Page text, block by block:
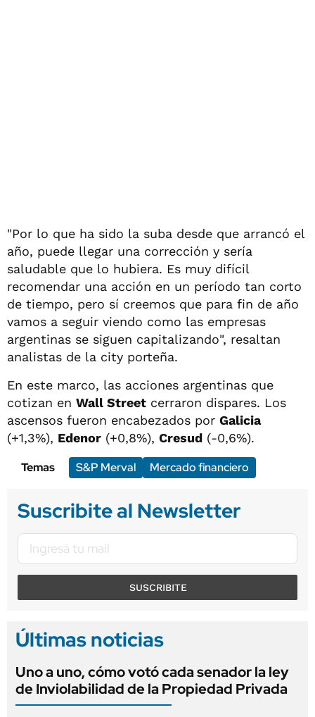
"Por lo que ha sido la suba desde que arrancó el
año, puede llegar una corrección y sería
saludable que lo hubiera. Es muy difícil
recomendar una acción en un período tan corto
de tiempo, pero sí creemos que para fin de año
vamos a seguir viendo como las empresas
argentinas se siguen capitalizando", resaltan
analistas de la city porteña.
En este marco, las acciones argentinas que
cotizan en Wall Street cerraron dispares. Los
ascensos fueron encabezados por Galicia
(+1,3%), Edenor (+0,8%), Cresud (-0,6%).
Temas
S&P Merval Mercado financiero
Suscribite al Newsletter
SUSCRIBITE
Últimas noticias
Uno a uno, cómo votó cada senador la ley
de Inviolabilidad de la Propiedad Privada